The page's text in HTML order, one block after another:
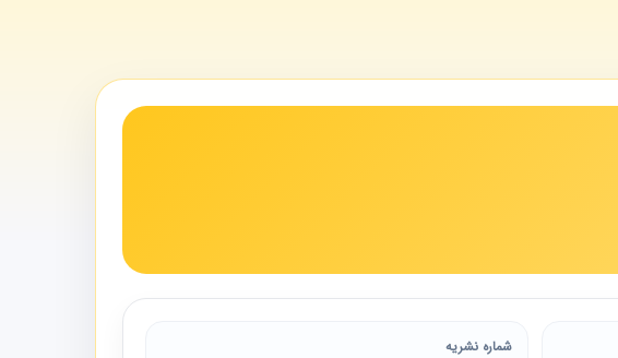
شماره نشریه